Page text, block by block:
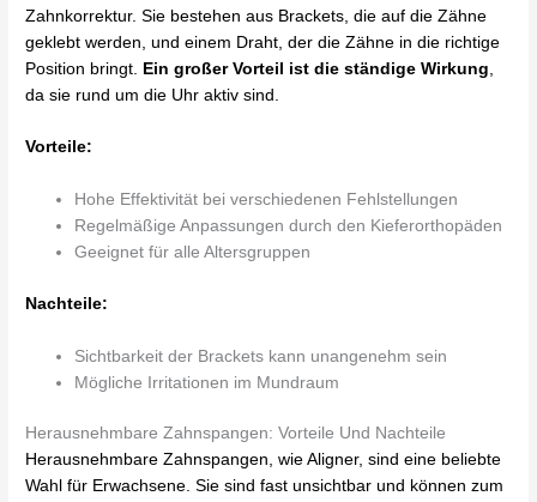
Zahnkorrektur. Sie bestehen aus Brackets, die auf die Zähne
geklebt werden, und einem Draht, der die Zähne in die richtige
Position bringt. Ein großer Vorteil ist die ständige Wirkung
da sie rund um die Uhr aktiv sind.
Vorteile:
Hohe Effektivität bei verschiedenen Fehlstellungen
Regelmäßige Anpassungen durch den Kieferorthopäden
Geeignet für alle Altersgruppen
Nachteile:
Sichtbarkeit der Brackets kann unangenehm sein
Mögliche Irritationen im Mundraum
Herausnehmbare Zahnspangen: Vorteile Und Nachteile
Herausnehmbare Zahnspangen, wie Aligner, sind eine beliebte
Wahl für Erwachsene. Sie sind fast unsichtbar und können zum